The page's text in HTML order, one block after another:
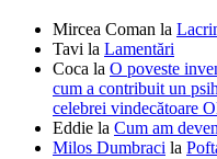
Mircea Coman la
Tavi la Lamentări
Coca la O poveste
cum a contribuit un
celebrei vindecătoare
Eddie la Cum am
Milos Dumbraci la